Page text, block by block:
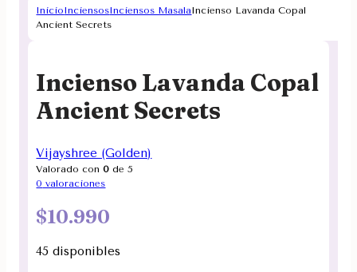
InicioInciensosInciensos MasalaIncienso Lavanda Copal
Ancient Secrets
Incienso Lavanda Copal
Ancient Secrets
Vijayshree (Golden)
Valorado con0 de 5
0 valoraciones
$10.990
45 disponibles